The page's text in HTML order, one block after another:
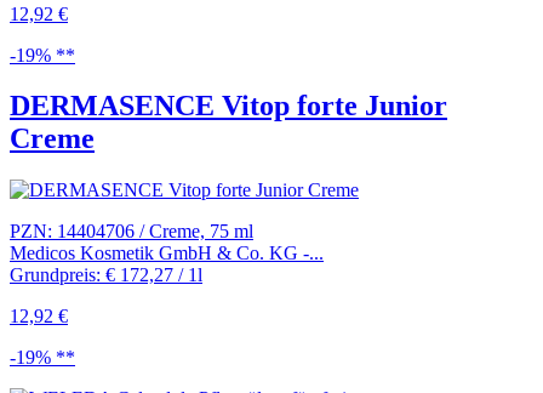
12,92 €
-19% **
DERMASENCE Vitop forte Junior
Creme
PZN: 14404706 / Creme, 75 ml
Medicos Kosmetik GmbH & Co. KG -...
Grundpreis: € 172,27 / 1l
12,92 €
-19% **